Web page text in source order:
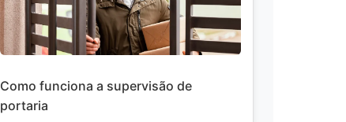
Como funciona a supervisão de
portaria